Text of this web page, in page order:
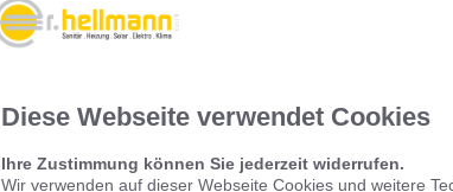
Diese Webseite verwendet Cookies
Ihre Zustimmung können Sie jederzeit widerrufen.
Wir verwenden auf dieser Webseite Cookies und weitere